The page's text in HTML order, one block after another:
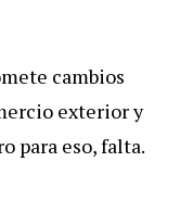
cambios
exterior y
para eso, falta.